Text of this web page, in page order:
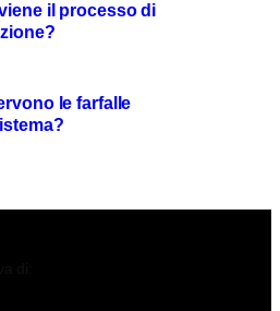
il processo di
le farfalle